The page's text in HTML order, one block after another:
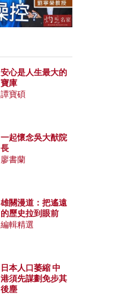
安心是人生最大的
寶庫
譚寶碩
一起懷念吳大猷院
長
廖書蘭
雄關漫道：把遙遠
的歷史拉到眼前
編輯精選
日本人口萎縮 中
港須先謀劃免步其
後塵